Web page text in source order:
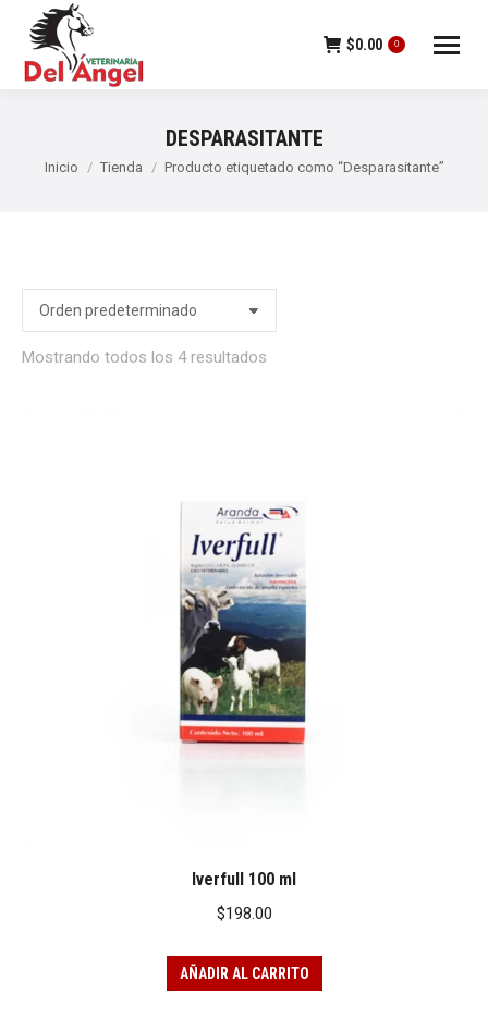
$0.00 0
DESPARASITANTE
Estás aquí:
Inicio Tienda Producto etiquetado como “Desparasitante”
Mostrando todos los 4 resultados
Iverfull 100 ml
$198.00
AÑADIR AL CARRITO